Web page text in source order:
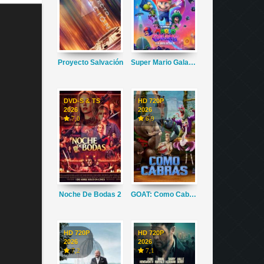
Proyecto Salvación Super Mario Galaxy La Película
DVD-S & TS
2026
7,0
Noche De Bodas 2
HD 720P
2026
6,9
GOAT: Como Cabras
HD 720P
2026
7,2
HD 720P
2026
7,1